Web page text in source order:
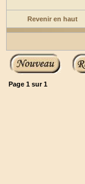
Revenir en haut
Page 1 sur1